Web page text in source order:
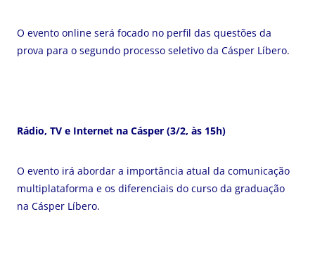
O evento online será focado no perfil das questões da
prova para o segundo processo seletivo da Cásper Líbero.
Rádio, TV e Internet na Cásper (3/2, às 15h)
O evento irá abordar a importância atual da comunicação
multiplataforma e os diferenciais do curso da graduação
na Cásper Líbero.